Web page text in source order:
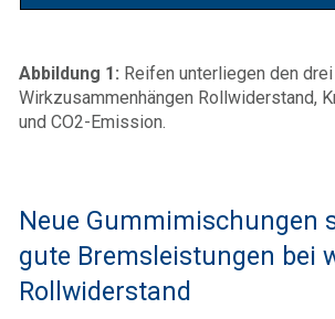
Abbildung 1: Reifen unterliegen den
Wirkzusammenhängen Rollwiderstand,
und CO2-Emission.
Neue Gummimischungen
gute Bremsleistungen bei
Rollwiderstand